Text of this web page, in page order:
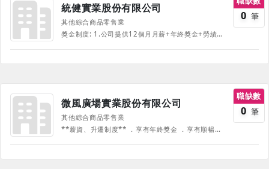
統健實業股份有限公司
其他綜合商品零售業
獎金制度: 1.公司提供12個月月薪+年終獎金+勞績獎金；另外還有提供門市季獎金、業 績達成獎金，透過大家的努力，拼越多，領越多! 2.資深員工推薦新朋友加入，還有介紹獎金可領喔! ✸公司福委會: 三節禮品、婚喪喜慶還有補助(結婚、喪葬)、生日當月還有可領生日禮金! ✸另外還有其他的好康: 1.公司內購商品有員工優惠價 2.提供員工制服 3.哺乳沒煩惱，公司總部提供友善哺乳空間 4.有小朋友別煩惱，公司總部有簽約合作托育中心，讓員工無後顧之憂 5.尾牙或春酒活動
0 筆
微風廣場實業股份有限公司
其他綜合商品零售業
**薪資、升遷制度** ．享有年終獎金 ．享有順暢的升遷管道 **休假制度** ．比照勞基法 **福利制度** ．享有團保福利 ．享有三節獎金(端午 中秋 春節) ．婚、喪、生育補助津貼 ．公司年度員工旅遊 ．每年免費舉辦員工健檢 ．提供員工餐券用膳 ．員工購物優惠 ．尾牙活動 ．生日假 **教育訓練** ．完整的教育訓練課程 ．不定期舉辦講座
職缺數
0 筆